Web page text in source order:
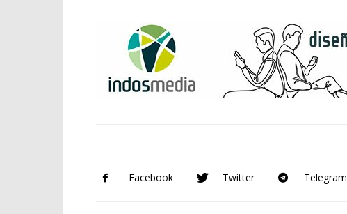
Facebook Twitter Telegram